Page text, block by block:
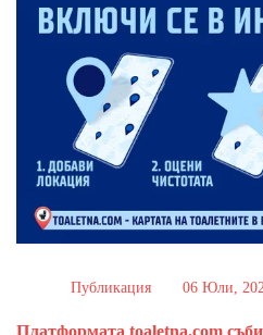
Публикация 06 Юли,
Платформата toaletna.com